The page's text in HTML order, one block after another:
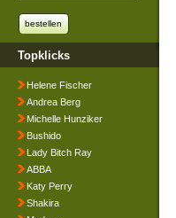
Topklicks
Helene Fischer
Andrea Berg
Michelle Hunziker
Bushido
Lady Bitch Ray
ABBA
Katy Perry
Shakira